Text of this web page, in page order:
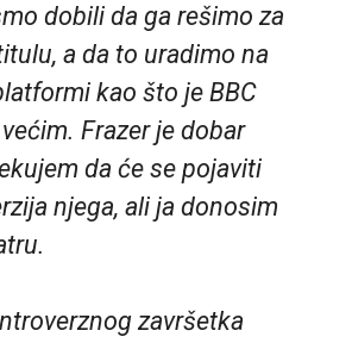
dobili da ga rešimo za
a da to uradimo na
kao što je BBC
Frazer je dobar
da će se pojaviti
njega, ali ja donosim
završetka